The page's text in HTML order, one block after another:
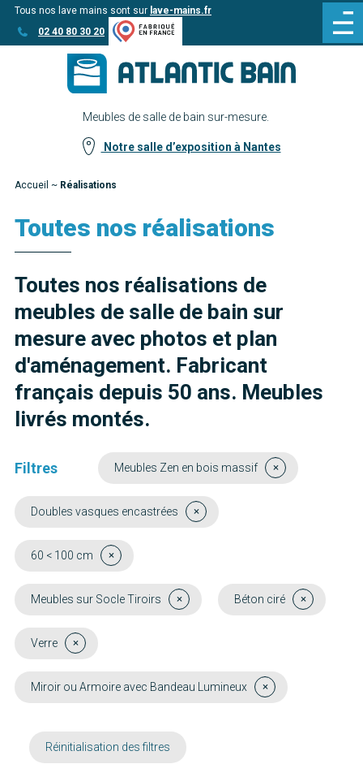
Aller
au
Aller au
contenu
Tous nos lave mains sont sur lave-mains.fr
02 40 80 30 20
Meubles de salle de bain sur-mesure.
Notre salle d’exposition à Nantes
Accueil ~ Réalisations
Toutes nos réalisations
Toutes nos réalisations de
meubles de salle de bain sur
mesure avec photos et plan
d'aménagement. Fabricant
français depuis 50 ans. Meubles
livrés montés.
Filtres Meubles Zen en bois massif
Doubles vasques encastrées
60 < 100 cm
Meubles sur Socle Tiroirs Béton ciré
Verre
Miroir ou Armoire avec Bandeau Lumineux
Réinitialisation des filtres